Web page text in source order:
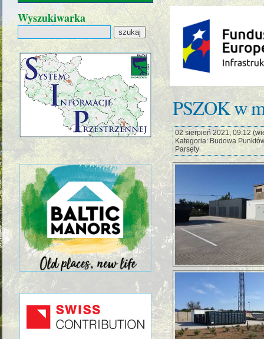
PSZOK w
02 sierpień 2021, 09:12
Kategoria: Budowa
Parsęty
Wyszukiwarka